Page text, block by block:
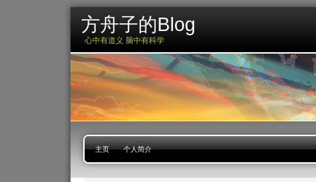
方舟子的Blog
心中有道义 脑中有科学
主页 个人简介